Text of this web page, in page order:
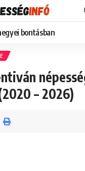
bontásban
– 2026)